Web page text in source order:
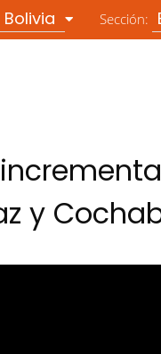
Bolivia Sección:
y